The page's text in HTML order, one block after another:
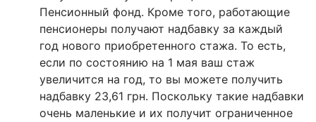
Пенсионный фонд. Кроме того, работающие
пенсионеры получают надбавку за каждый
год нового приобретенного стажа. То есть,
если по состоянию на 1 мая ваш стаж
увеличится на год, то вы можете получить
надбавку 23,61 грн. Поскольку такие надбавки
очень маленькие и их получит ограниченное